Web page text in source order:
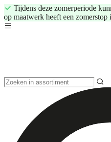
Tijdens deze zomerperiode
op maatwerk heeft een zomerstop